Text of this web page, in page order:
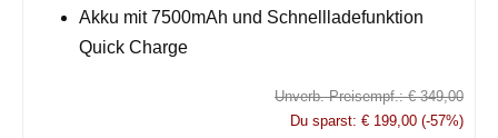
Akku mit 7500mAh und Schnellladefunktion
Quick Charge
Unverb. Preisempf.: € 349,00
Du sparst: € 199,00 (-57%)